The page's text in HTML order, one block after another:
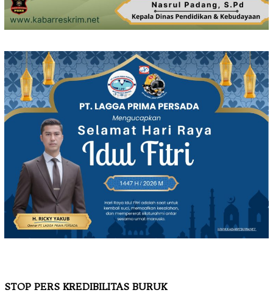
STOP PERS KREDIBILITAS BURUK